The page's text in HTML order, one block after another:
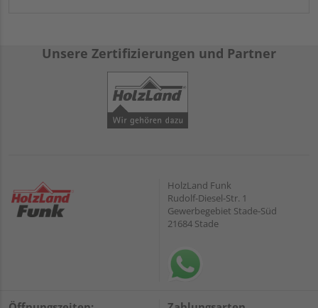
Unsere Zertifizierungen und Partner
HolzLand Funk
Rudolf-Diesel-Str. 1
Gewerbegebiet Stade-Süd
21684 Stade